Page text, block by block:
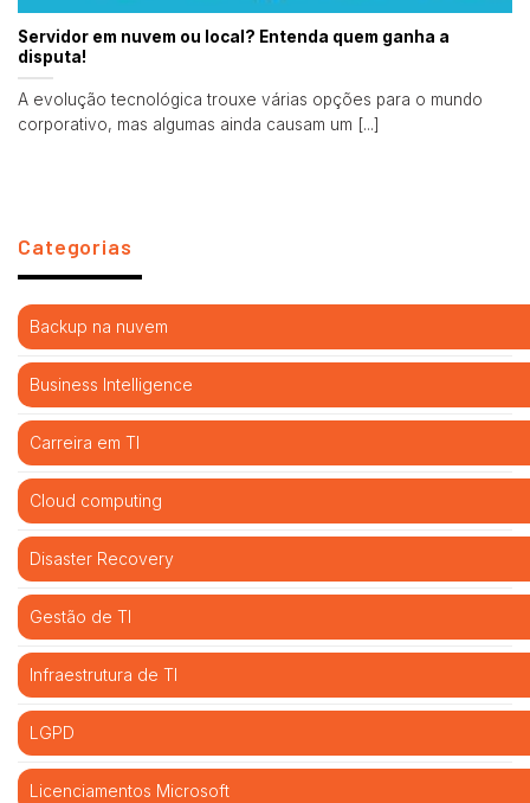
Servidor em nuvem ou local? Entenda quem ganha a
disputa!
A evolução tecnológica trouxe várias opções para o mundo
corporativo, mas algumas ainda causam um [...]
Categorias
Backup na nuvem
Business Intelligence
Carreira em TI
Cloud computing
Disaster Recovery
Gestão de TI
Infraestrutura de TI
LGPD
Licenciamentos Microsoft